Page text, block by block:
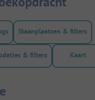
Staanplaatsen & filters
& filters Kaart